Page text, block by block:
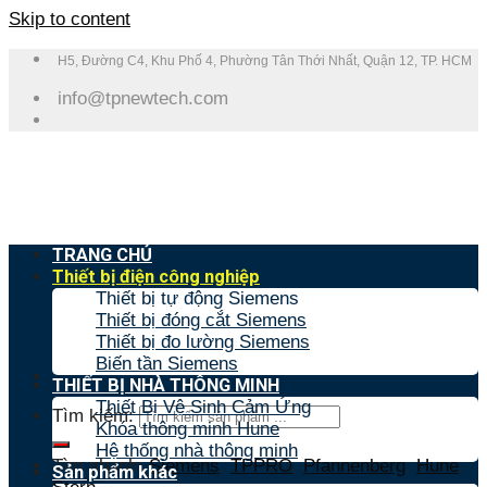
Skip to content
H5, Đường C4, Khu Phố 4, Phường Tân Thới Nhất, Quận 12, TP. HCM
info@tpnewtech.com
Tìm kiếm:
Tìm nhanh:Siemens,TPPRO,Pfannenberg,Hune,
TRANG CHỦ
Thiết bị điện công nghiệp
Thiết bị tự động Siemens
Thiết bị đóng cắt Siemens
Thiết bị đo lường Siemens
Biến tần Siemens
THIẾT BỊ NHÀ THÔNG MINH
Thiết Bị Vệ Sinh Cảm Ứng
Khóa thông minh Hune
Hệ thống nhà thông minh
Sản phẩm khác